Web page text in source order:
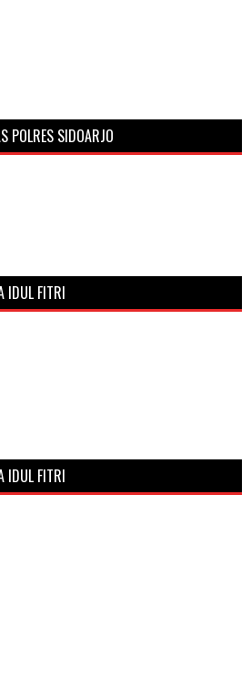
POLRES SIDOARJO
IDUL FITRI
IDUL FITRI